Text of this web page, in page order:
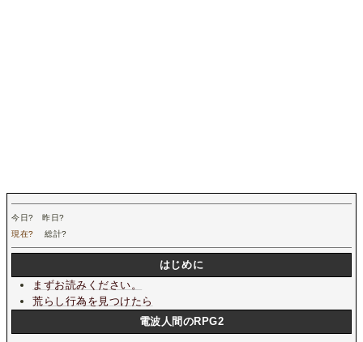
今日? 昨日?
現在? 総計?
はじめに
まずお読みください。
荒らし行為を見つけたら
電波人間のRPG2